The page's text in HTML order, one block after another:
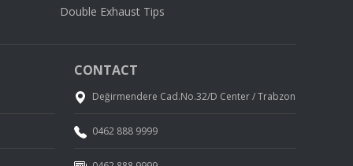
Double Exhaust Tips
CONTACT
Değirmendere Cad.No.32/D Center / Trabzon
0462 888 9999